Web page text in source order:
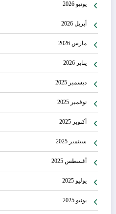
يونيو 2026
أبريل 2026
مارس 2026
يناير 2026
ديسمبر 2025
نوفمبر 2025
أكتوبر 2025
سبتمبر 2025
أغسطس 2025
يوليو 2025
يونيو 2025